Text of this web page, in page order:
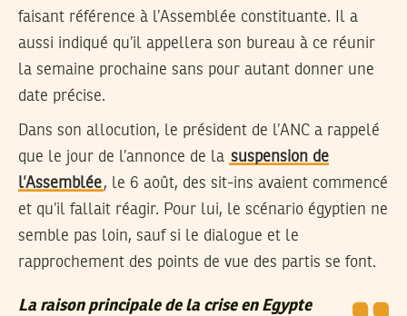
faisant référence à l’Assemblée constituante. Il a
aussi indiqué qu’il appellera son bureau à ce réunir
la semaine prochaine sans pour autant donner une
date précise.
Dans son allocution, le président de l’ANC a rappelé
que le jour de l’annonce de la suspension de
l’Assemblée, le 6 août, des sit-ins avaient commencé
et qu’il fallait réagir. Pour lui, le scénario égyptien ne
semble pas loin, sauf si le dialogue et le
rapprochement des points de vue des partis se font.
La raison principale de la crise en Egypte